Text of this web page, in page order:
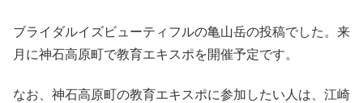
ブライダルイズビューティフルの亀山岳の投稿でした。来
月に神石高原町で教育エキスポを開催予定です。
なお、神石高原町の教育エキスポに参加したい人は、江崎